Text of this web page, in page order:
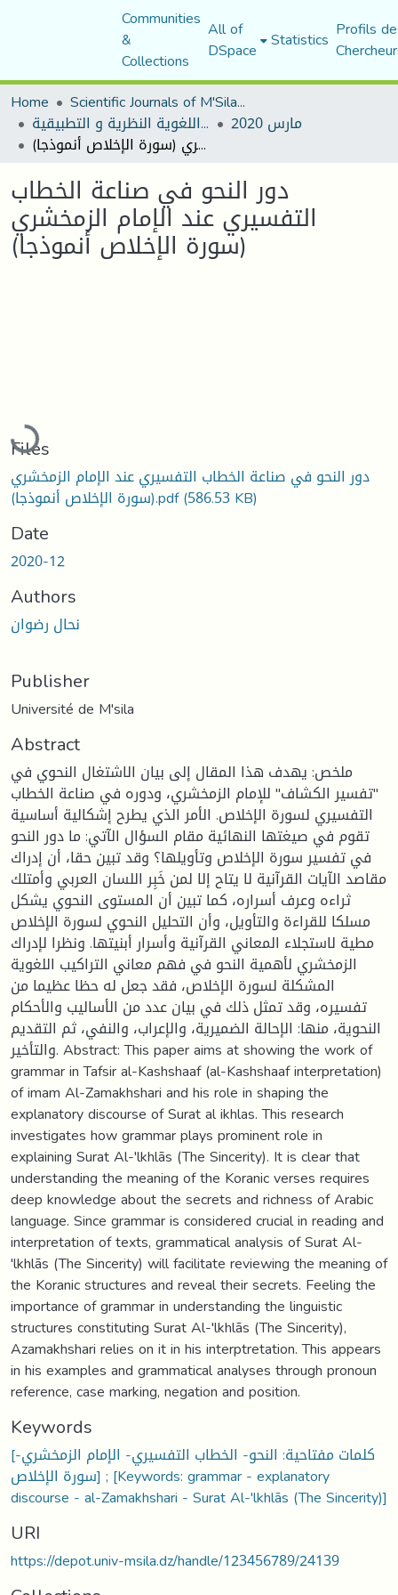
Communities
&
Collections
All of
DSpace Statistics Profils
Home
Scientific Journals of M'Sila University
مجلة المقرى للدراسات اللغوية النظرية و التطبيقية مارس 2020
دور النحو في صناعة الخطاب التفسيري عند الإمام الزمخشري (سورة الإخلاص أنموذجا)
دور النحو في صناعة الخطاب
التفسيري عند الإمام الزمخشري
(سورة الإخلاص أنموذجا)
Loading...
Files
دور النحو في صناعة الخطاب التفسيري عند الإمام الزمخشري
(سورة الإخلاص أنموذجا).pdf(586.53 KB)
Date
2020-12
Authors
نحال رضوان
Publisher
Université de M'sila
Abstract
ملخص: يهدف هذا المقال إلى بيان الاشتغال النحوي في
"تفسير الكشاف" للإمام الزمخشري، ودوره في صناعة الخطاب
التفسيري لسورة الإخلاص. الأمر الذي يطرح إشكالية أساسية
تقوم في صيغتها النهائية مقام السؤال الآتي: ما دور النحو
في تفسير سورة الإخلاص وتأويلها؟ وقد تبين حقا، أن إدراك
مقاصد الآيات القرآنية لا يتاح إلا لمن خَبِر اللسان العربي وأمتلك
ثراءه وعرف أسراره، كما تبين أن المستوى النحوي يشكل
مسلكا للقراءة والتأويل، وأن التحليل النحوي لسورة الإخلاص
مطية لاستجلاء المعاني القرآنية وأسرار أبنيتها. ونظرا لإدراك
الزمخشري لأهمية النحو في فهم معاني التراكيب اللغوية
المشكلة لسورة الإخلاص، فقد جعل له حظا عظيما من
تفسيره، وقد تمثل ذلك في بيان عدد من الأساليب والأحكام
النحوية، منها: الإحالة الضميرية، والإعراب، والنفي، ثم التقديم
والتأخير. Abstract: This paper aims at showing the work of
grammar in Tafsir al-Kashshaaf (al-Kashshaaf interpretation)
of imam Al-Zamakhshari and his role in shaping the
explanatory discourse of Surat al ikhlas. This research
investigates how grammar plays prominent role in
explaining Surat Al-'lkhlās (The Sincerity). It is clear that
understanding the meaning of the Koranic verses requires
deep knowledge about the secrets and richness of Arabic
language. Since grammar is considered crucial in reading and
interpretation of texts, grammatical analysis of Surat Al-
'lkhlās (The Sincerity) will facilitate reviewing the meaning of
the Koranic structures and reveal their secrets. Feeling the
importance of grammar in understanding the linguistic
structures constituting Surat Al-'lkhlās (The Sincerity),
Azamakhshari relies on it in his interptretation. This appears
in his examples and grammatical analyses through pronoun
reference, case marking, negation and position.
Keywords
[كلمات مفتاحية: النحو- الخطاب التفسيري- الإمام الزمخشري-
سورة الإخلاص] ; [Keywords: grammar - explanatory
discourse - al-Zamakhshari - Surat Al-'lkhlās (The Sincerity)]
URI
https://depot.univ-msila.dz/handle/123456789/24139